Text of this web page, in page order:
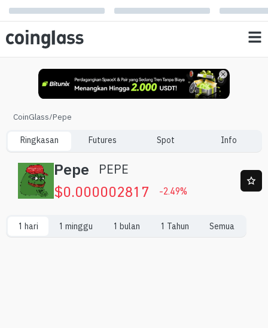
CoinGlass/Pepe
Ringkasan Futures Spot Info
Pepe PEPE
$0.000002817 -2.49%
1 hari 1 minggu 1 bulan 1 Tahun Semua